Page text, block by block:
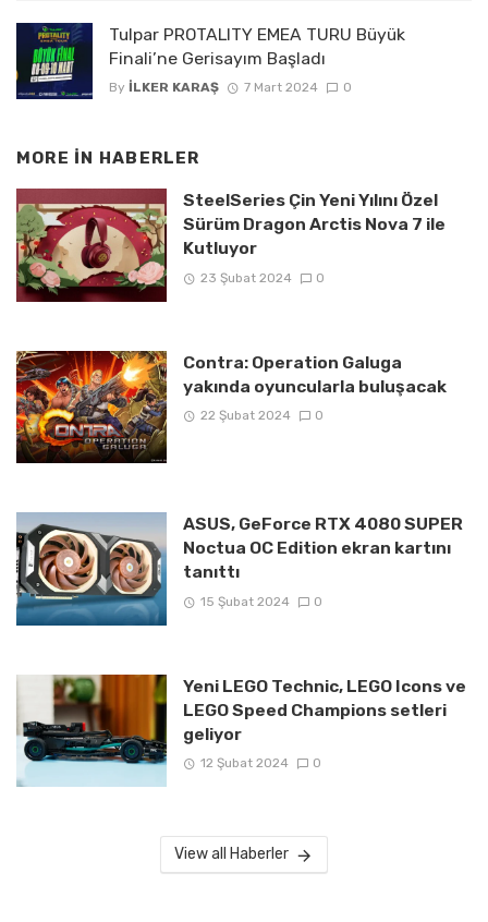
Tulpar PROTALITY EMEA TURU Büyük
Finali’ne Gerisayım Başladı
By İLKER KARAŞ 7 Mart 2024 0
MORE IN HABERLER
SteelSeries Çin Yeni Yılını Özel
Sürüm Dragon Arctis Nova 7 ile
Kutluyor
23 Şubat 2024 0
Contra: Operation Galuga
yakında oyuncularla buluşacak
22 Şubat 2024 0
ASUS, GeForce RTX 4080 SUPER
Noctua OC Edition ekran kartını
tanıttı
15 Şubat 2024 0
Yeni LEGO Technic, LEGO Icons ve
LEGO Speed Champions setleri
geliyor
12 Şubat 2024 0
View all Haberler